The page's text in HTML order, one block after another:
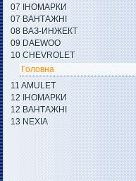
07 ІНОМАРКИ
07 ВАНТАЖНІ
08 ВАЗ-ИНЖЕКТ
09 DAEWOO
10 CHEVROLET
Головна
11 AMULET
12 ІНОМАРКИ
12 ВАНТАЖНІ
13 NEXIA